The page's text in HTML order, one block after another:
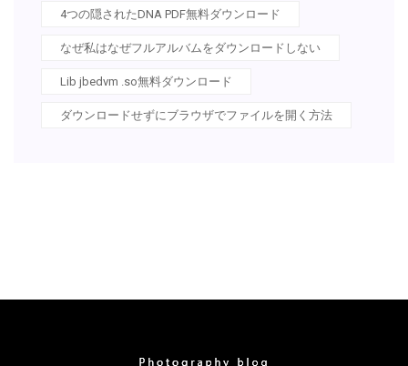
4つの隠されたDNA PDF無料ダウンロード
なぜ私はなぜフルアルバムをダウンロードしない
Lib jbedvm .so無料ダウンロード
ダウンロードせずにブラウザでファイルを開く方法